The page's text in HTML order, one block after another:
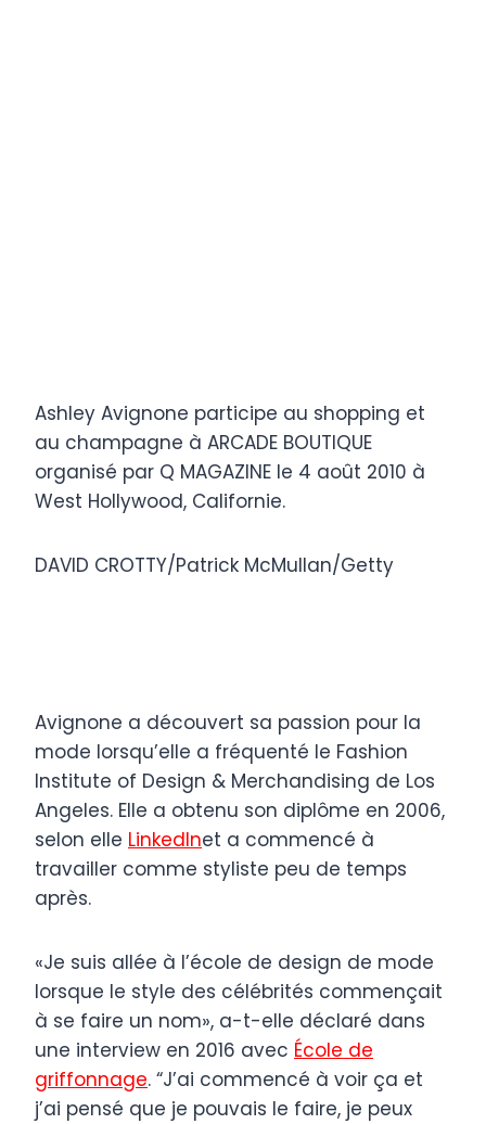
Ashley Avignone participe au shopping et
au champagne à ARCADE BOUTIQUE
organisé par Q MAGAZINE le 4 août 2010 à
West Hollywood, Californie.
DAVID CROTTY/Patrick McMullan/Getty
Avignone a découvert sa passion pour la
mode lorsqu’elle a fréquenté le Fashion
Institute of Design & Merchandising de Los
Angeles. Elle a obtenu son diplôme en 2006,
selon elle LinkedInet a commencé à
travailler comme styliste peu de temps
après.
«Je suis allée à l’école de design de mode
lorsque le style des célébrités commençait
à se faire un nom», a-t-elle déclaré dans
une interview en 2016 avec École de
griffonnage. “J’ai commencé à voir ça et
j’ai pensé que je pouvais le faire, je peux